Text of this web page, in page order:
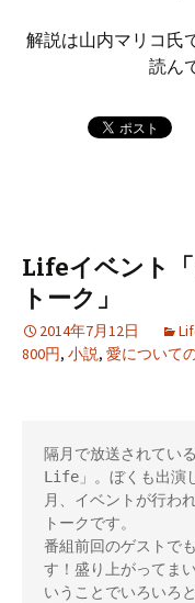
解説は山内マリコ氏
読ん
Lifeイベント
トーク」
2014年7月12日
800円, 小説, 愛について
隔月で放送されてい
Life」。ぼくも出演
月、イベントが行わ
トークです。
番組前回のゲストで
す！盛り上がってま
いうことでいろいろ